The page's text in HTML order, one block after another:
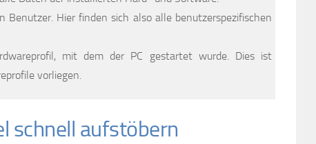
Hier finden sich also alle benutzerspezifischen
mit dem der PC gestartet wurde. Dies ist
vorliegen.
schnell aufstöbern